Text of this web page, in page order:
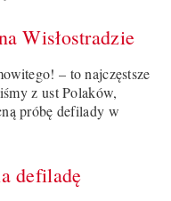
Wisłostradzie
– to najczęstsze
z ust Polaków,
próbę defilady w
defiladę